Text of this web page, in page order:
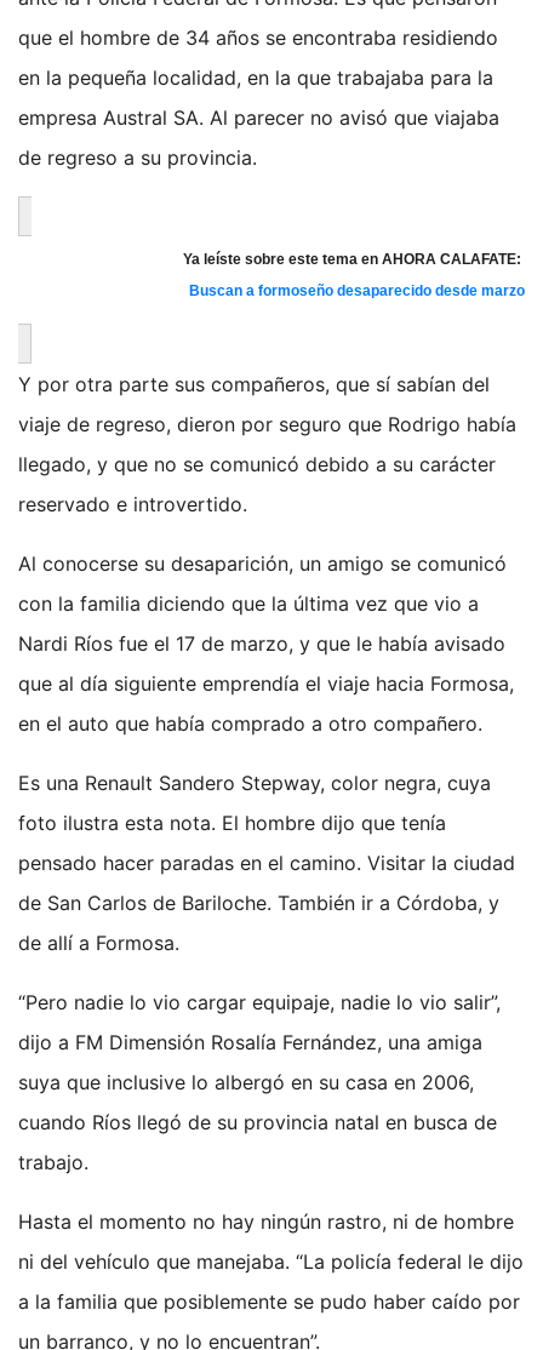
que el hombre de 34 años se encontraba residiendo
en la pequeña localidad, en la que trabajaba para la
empresa Austral SA. Al parecer no avisó que viajaba
de regreso a su provincia.
Ya leíste sobre este tema en AHORA CALAFATE:
Buscan a formoseño desaparecido desde marzo
Y por otra parte sus compañeros, que sí sabían del
viaje de regreso, dieron por seguro que Rodrigo había
llegado, y que no se comunicó debido a su carácter
reservado e introvertido.
Al conocerse su desaparición, un amigo se comunicó
con la familia diciendo que la última vez que vio a
Nardi Ríos fue el 17 de marzo, y que le había avisado
que al día siguiente emprendía el viaje hacia Formosa,
en el auto que había comprado a otro compañero.
Es una Renault Sandero Stepway, color negra, cuya
foto ilustra esta nota. El hombre dijo que tenía
pensado hacer paradas en el camino. Visitar la ciudad
de San Carlos de Bariloche. También ir a Córdoba, y
de allí a Formosa.
“Pero nadie lo vio cargar equipaje, nadie lo vio salir”,
dijo a FM Dimensión Rosalía Fernández, una amiga
suya que inclusive lo albergó en su casa en 2006,
cuando Ríos llegó de su provincia natal en busca de
trabajo.
Hasta el momento no hay ningún rastro, ni de hombre
ni del vehículo que manejaba. “La policía federal le dijo
a la familia que posiblemente se pudo haber caído por
un barranco, y no lo encuentran”.